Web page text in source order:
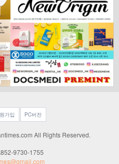
가입 PC버전
All Rights Reserved.
852-9730-1755